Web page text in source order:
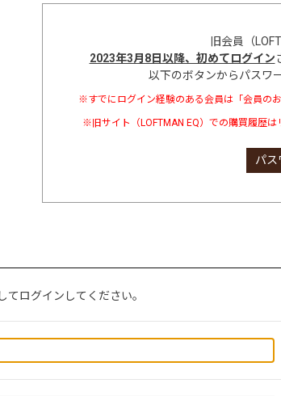
旧会員（
2023年3月8日以降、初めてログイン
以下のボタンからパスワ
※すでにログイン経験のある会員は「会員の
※旧サイト（LOFTMAN EQ）での購買履歴は
パス
てログインしてください。